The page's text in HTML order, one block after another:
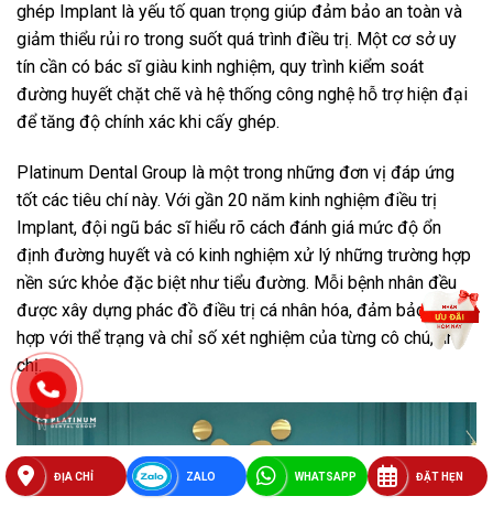
ghép Implant là yếu tố quan trọng giúp đảm bảo an toàn và
giảm thiểu rủi ro trong suốt quá trình điều trị. Một cơ sở uy
tín cần có bác sĩ giàu kinh nghiệm, quy trình kiểm soát
đường huyết chặt chẽ và hệ thống công nghệ hỗ trợ hiện đại
để tăng độ chính xác khi cấy ghép.
Platinum Dental Group là một trong những đơn vị đáp ứng
tốt các tiêu chí này. Với gần 20 năm kinh nghiệm điều trị
Implant, đội ngũ bác sĩ hiểu rõ cách đánh giá mức độ ổn
định đường huyết và có kinh nghiệm xử lý những trường hợp
nền sức khỏe đặc biệt như tiểu đường. Mỗi bệnh nhân đều
được xây dựng phác đồ điều trị cá nhân hóa, đảm bảo phù
hợp với thể trạng và chỉ số xét nghiệm của từng cô chú, anh
chị.
ĐỊA CHỈ ZALO WHATSAPP ĐẶT HẸN